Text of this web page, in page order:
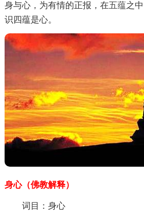
身与心，为有情的正报，在五蕴之
识四蕴是心。
身心（佛教解释）
词目：身心